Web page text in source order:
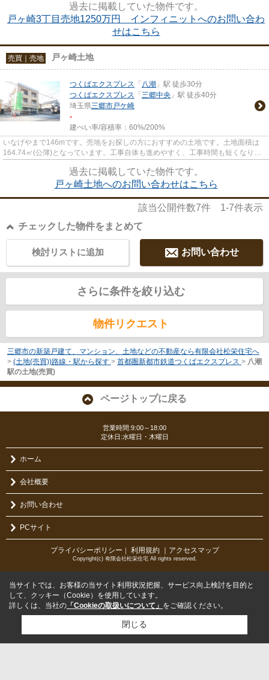
過去に掲載していた物件です。
戸ヶ崎3丁目売地1250万円 インフィニットへのお問い合わ
せはこちら
売買｜売地 戸ヶ崎土地
つくばエクスプレス 「 八潮 」駅 徒歩30分
つくばエクスプレス 「 三郷中央 」駅 徒歩40分
埼玉県三郷市戸ケ崎
-
建ぺい率/容積率： 60%/200%
いなげやまで146mです。売地をお探しの方におすすめの土地です。土地面積は
164.74㎡(公簿)となっています。工事自体も進めやすく、工事時間も短くなりや
過去に掲載していた物件です。
戸ヶ崎土地へのお問い合わせはこちら
該当公開件数7件 1-7件表示
チェックした物件をまとめて
お問い合わせ
検討リストに追加
さらに条件を絞り込む
物件リクエスト
三郷市の新築戸建て、マンション、土地などの不動産なら有限会社松栄住宅へ
> (土地(売買))路線・駅から探す > 首都圏新都市鉄道つくばエクスプレス > 八潮
駅の土地(売買)
ページトップに戻る
営業時間:9:00～18:00
定休日:水曜日・木曜日
ホーム
会社概要
お問い合わせ
PCサイト
プライバシーポリシー ｜ 利用規約 ｜アクセスマップ
Copyright(c) 有限会社松栄住宅 All rights reserved.
当サイトでは、お客様の当サイト利用状況把握、サービス向上検討を目的と
して、クッキー（Cookie）を使用しています。
詳しくは、当社の 「Cookieの取扱いについて」 をご確認ください。
閉じる